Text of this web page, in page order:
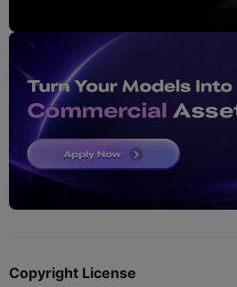
Copyright License